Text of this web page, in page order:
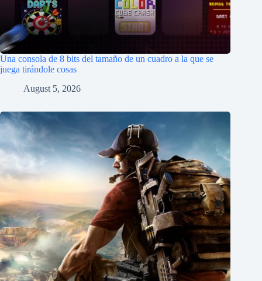
Una consola de 8 bits del tamaño de un cuadro a la que se
juega tirándole cosas
August 5, 2026